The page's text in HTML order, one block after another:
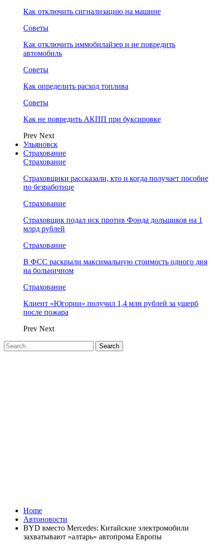
Как отключить сигнализацию на машине
Советы
Как отключить иммобилайзер и не повредить
автомобиль
Советы
Как определить расход топлива
Советы
Как не повредить АКПП при буксировке
Prev Next
Ульяновск
Страхование
Страхование
Страховщики рассказали, кто и когда получает пособие
по безработице
Страхование
Страховщик подал иск против Фонда дольщиков на 1
млрд рублей
Страхование
В ФСС раскрыли максимальную стоимость одного дня
на больничном
Страхование
Клиент «Югории» получил 1,4 млн рублей за ущерб
после пожара
Prev Next
Home
Автоновости
BYD вместо Mercedes: Китайские электромобили
захватывают «алтарь» автопрома Европы